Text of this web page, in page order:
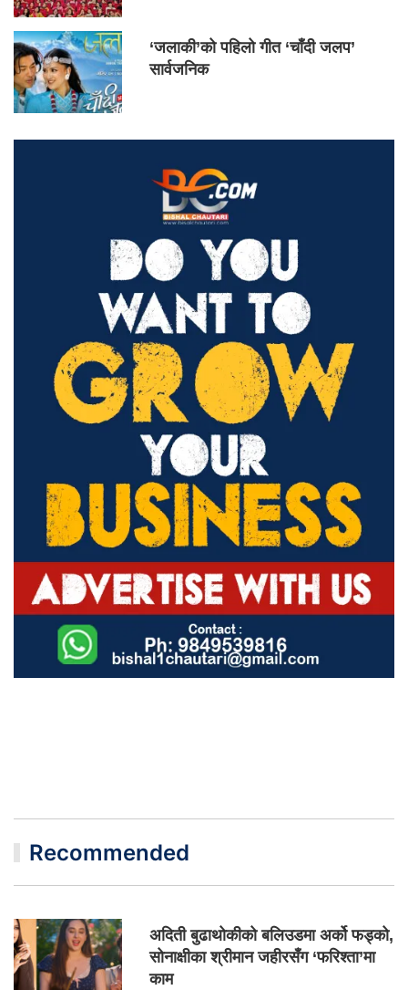
‘जलाकी’को पहिलो गीत ‘चाँदी जलप’
सार्वजनिक
Recommended
अदिती बुढाथोकीको बलिउडमा अर्को फड्को,
सोनाक्षीका श्रीमान जहीरसँग ‘फरिश्ता’मा
काम